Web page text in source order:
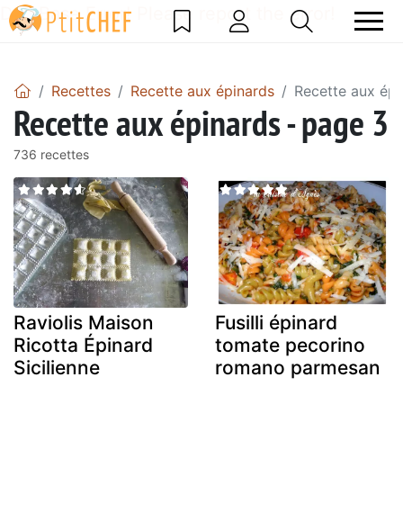
DataBase Error! Please report the error!
Recettes Recette aux épinards Recette aux
Recette aux épinards - page 3
736 recettes
Raviolis Maison
Ricotta Épinard
Sicilienne
Fusilli épinard
tomate pecorino
romano parmesan